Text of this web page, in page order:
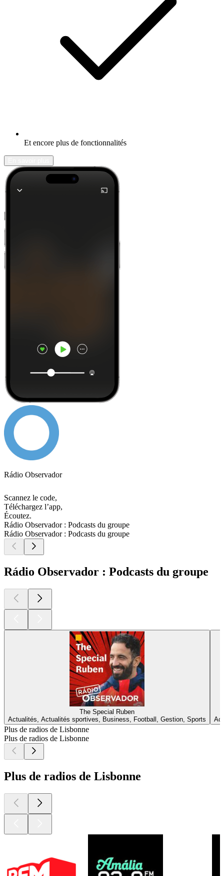
Et encore plus de fonctionnalités
Rádio Observador
Scannez le code,
Téléchargez l’app,
Écoutez.
Rádio Observador : Podcasts du groupe
Rádio Observador : Podcasts du groupe
Rádio Observador : Podcasts du groupe
The Special Ruben
Actualités, Actualités sportives, Business, Football, Gestion, Sports
Plus de radios de Lisbonne
Plus de radios de Lisbonne
Plus de radios de Lisbonne